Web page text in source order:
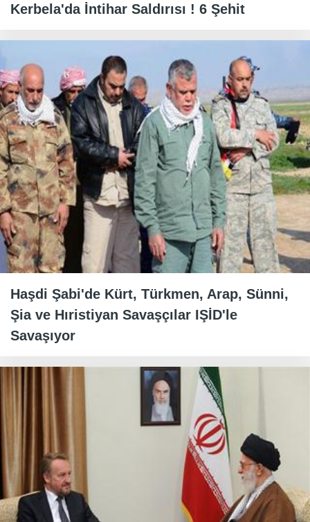
Kerbela'da İntihar Saldırısı ! 6 Şehit
Haşdi Şabi'de Kürt, Türkmen, Arap, Sünni,
Şia ve Hıristiyan Savaşçılar IŞİD'le
Savaşıyor